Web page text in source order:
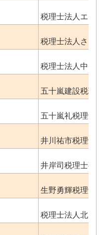
税理士法人エー
税理士法人さく
税理士法人中央
五十嵐建設税理
五十嵐礼税理士
井川祐市税理士
井岸司税理士事
生野勇輝税理士
税理士法人北辰